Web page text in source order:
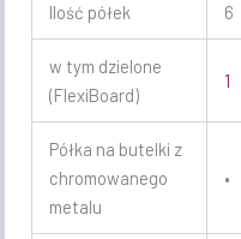
Ilość półek 6
w tym dzielone
(FlexiBoard)
1
Półka na butelki z
chromowanego
metalu
•